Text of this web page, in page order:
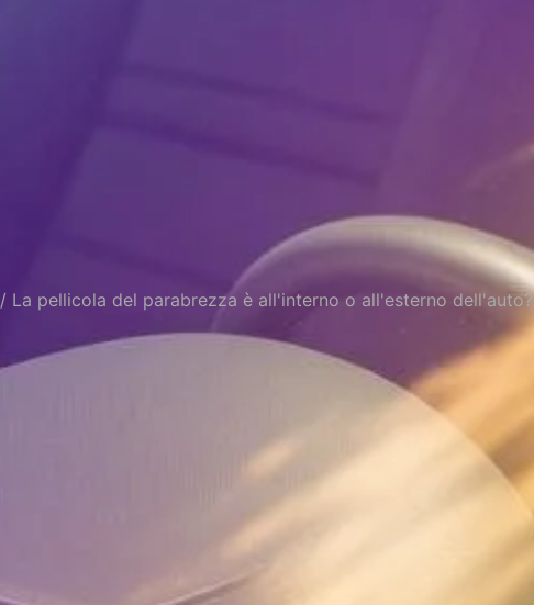
/ La pellicola del parabrezza è all'interno o all'esterno dell'auto?